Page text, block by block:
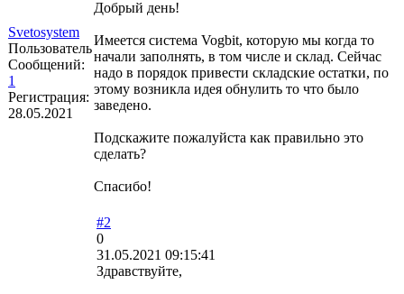
Svetosystem
Пользователь
Сообщений:
1
Регистрация:
28.05.2021
Добрый день!
Имеется система Vogbit, которую мы когда то
начали заполнять, в том числе и склад. Сейчас
надо в порядок привести складские остатки, по
этому возникла идея обнулить то что было
заведено.
Подскажите пожалуйста как правильно это
сделать?
Спасибо!
#2
0
31.05.2021 09:15:41
Здравствуйте,